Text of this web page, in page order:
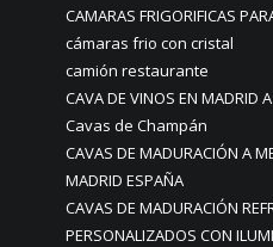
CAMARAS FRIGORIFICAS
cámaras frio con cristal
camión restaurante
CAVA DE VINOS EN MADRID
Cavas de Champán
CAVAS DE MADURACIÓN A
MADRID ESPAÑA
CAVAS DE MADURACIÓN
PERSONALIZADOS CON